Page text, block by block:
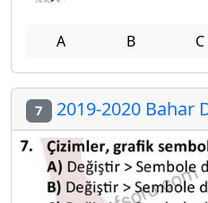
A B C
7 2019-2020 Bahar